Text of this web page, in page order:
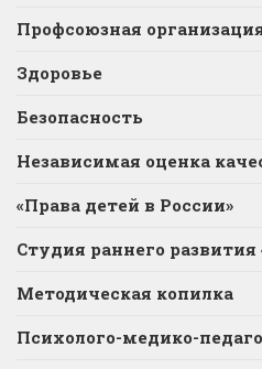
Профсоюзная
Здоровье
Безопасность
Независимая оценка
«Права детей в России»
Студия раннего
Методическая копилка
Психолого-медико-